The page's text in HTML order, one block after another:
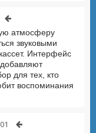
атмосферу
звуковыми
Интерфейс
для тех, кто
воспоминания